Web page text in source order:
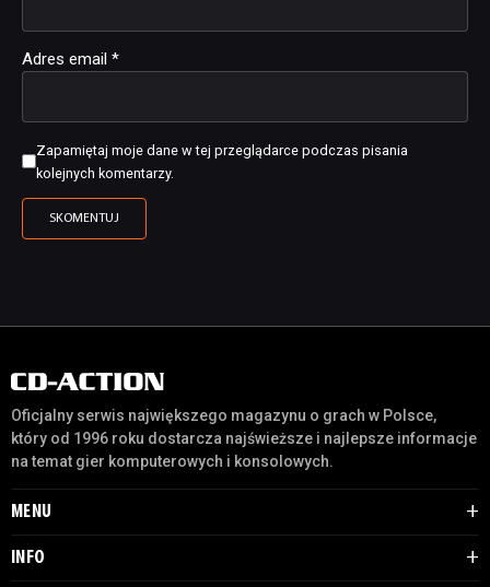
Adres email *
Zapamiętaj moje dane w tej przeglądarce podczas pisania
kolejnych komentarzy.
Oficjalny serwis największego magazynu o grach w Polsce,
który od 1996 roku dostarcza najświeższe i najlepsze informacje
na temat gier komputerowych i konsolowych.
MENU
INFO